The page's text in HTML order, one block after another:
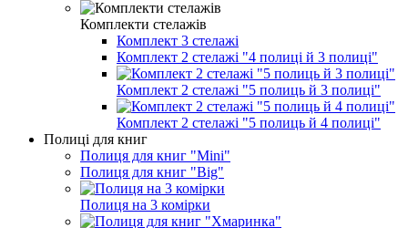
Комплекти стелажів
Комплект 3 стелажі
Комплект 2 стелажі "4 полиці й 3 полиці"
Комплект 2 стелажі "5 полиць й 3 полиці"
Комплект 2 стелажі "5 полиць й 4 полиці"
Полиці для книг
Полиця для книг "Mini"
Полиця для книг "Big"
Полиця на 3 комірки